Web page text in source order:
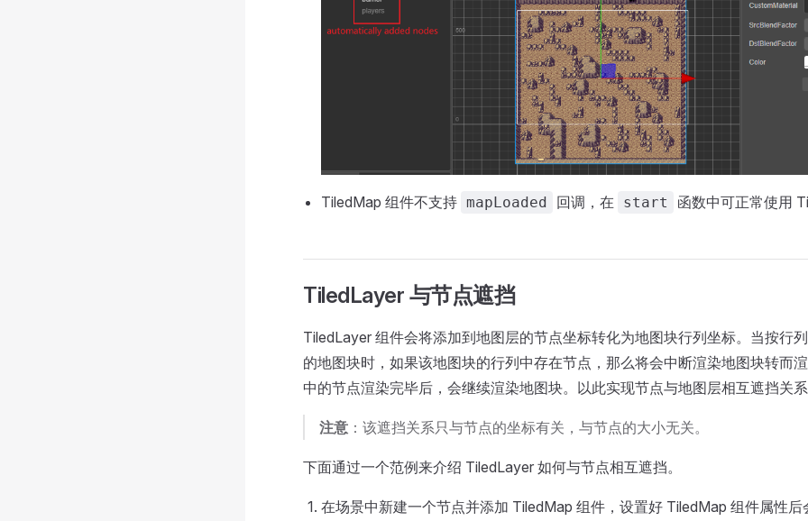
TiledMap 组件不支持 mapLoaded 回调，在 start 函数中可正常使用
TiledLayer 与节点遮挡
TiledLayer 组件会将添加到地图层的节点坐标转化为地图块行列坐标。当按行
的地图块时，如果该地图块的行列中存在节点，那么将会中断渲染地图块转而
中的节点渲染完毕后，会继续渲染地图块。以此实现节点与地图层相互遮挡关系
注意 ：该遮挡关系只与节点的坐标有关，与节点的大小无关。
下面通过一个范例来介绍 TiledLayer 如何与节点相互遮挡。
在场景中新建一个节点并添加 TiledMap 组件，设置好 TiledMap 组件属性后